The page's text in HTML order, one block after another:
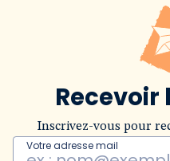
Inscrivez-vous pour
Votre adresse mail